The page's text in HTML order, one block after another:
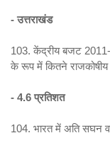
- उत्तराखंड
103. केंद्रीय बजट
के रूप में कितने राजकोषीय
- 4.6 प्रतिशत
104. भारत में अति सघन